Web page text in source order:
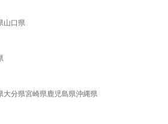
山口県
大分県宮崎県鹿児島県沖縄県